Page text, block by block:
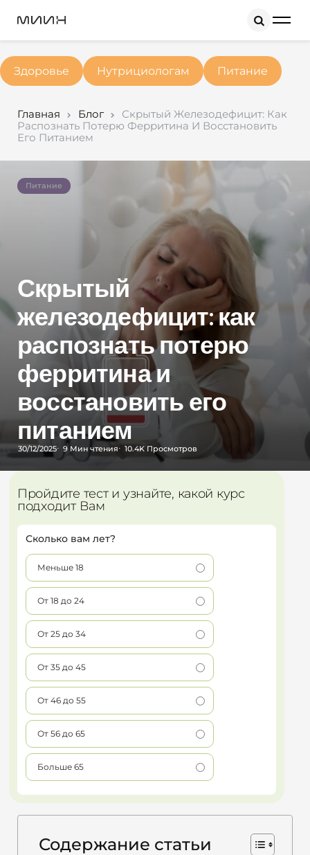
Здоровье Нутрициологам Питание
Главная Блог
Скрытый Железодефицит: Как
Распознать Потерю Ферритина И Восстановить
Его Питанием
Питание
Скрытый
железодефицит: как
распознать потерю
ферритина и
восстановить его
питанием
30/12/2025 9 Мин чтения 10.4K Просмотров
Пройдите тест и узнайте, какой курс
подходит Вам
Сколько вам лет?
Меньше 18
От 18 до 24
От 25 до 34
От 35 до 45
От 46 до 55
От 56 до 65
Больше 65
Содержание статьи